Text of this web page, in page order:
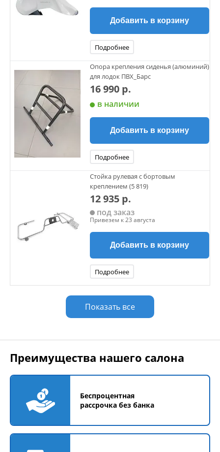
Добавить в корзину
Подробнее
Опора крепления сиденья (алюминий)
для лодок ПВХ_Барс
16 990 р.
в наличии
Добавить в корзину
Подробнее
Стойка рулевая с бортовым
креплением (5 819)
12 935 р.
под заказ
Привезем к 23 августа
Добавить в корзину
Подробнее
Показать все
Преимущества нашего салона
Беспроцентная
рассрочка без банка